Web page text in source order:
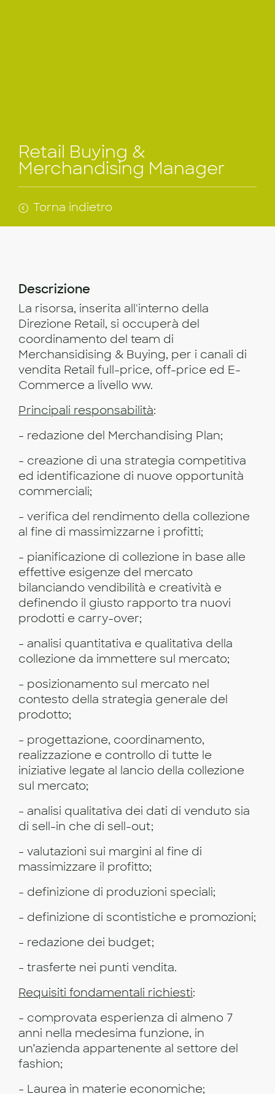
Retail Buying &
Merchandising Manager
Torna indietro
Descrizione
La risorsa, inserita all'interno della
Direzione Retail, si occuperà del
coordinamento del team di
Merchansidising & Buying, per i canali di
vendita Retail full-price, off-price ed E-
Commerce a livello ww.
Principali responsabilità:
- redazione del Merchandising Plan;
- creazione di una strategia competitiva
ed identificazione di nuove opportunità
commerciali;
- verifica del rendimento della collezione
al fine di massimizzarne i profitti;
- pianificazione di collezione in base alle
effettive esigenze del mercato
bilanciando vendibilità e creatività e
definendo il giusto rapporto tra nuovi
prodotti e carry-over;
- analisi quantitativa e qualitativa della
collezione da immettere sul mercato;
- posizionamento sul mercato nel
contesto della strategia generale del
prodotto;
- progettazione, coordinamento,
realizzazione e controllo di tutte le
iniziative legate al lancio della collezione
sul mercato;
- analisi qualitativa dei dati di venduto sia
di sell-in che di sell-out;
- valutazioni sui margini al fine di
massimizzare il profitto;
- definizione di produzioni speciali;
- definizione di scontistiche e promozioni;
- redazione dei budget;
- trasferte nei punti vendita.
Requisiti fondamentali richiesti:
- comprovata esperienza di almeno 7
anni nella medesima funzione, in
un’azienda appartenente al settore del
fashion;
- Laurea in materie economiche;